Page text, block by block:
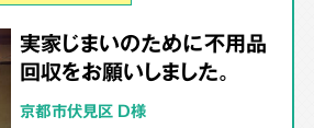
実家じまいのために不用品
回収をお願いしました。
京都市伏見区 D様